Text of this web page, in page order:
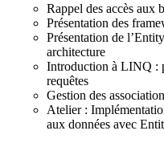
Rappel des accès aux
Présentation des
Présentation de
architecture
Introduction à LINQ :
requêtes
Gestion des
Atelier :
aux données avec